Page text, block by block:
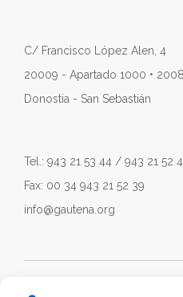
C/ Francisco López Alen, 4
20009 - Apartado 1000 •
Donostia - San Sebastián
Tel.: 943 21 53 44 / 943 21 52
Fax: 00 34 943 21 52 39
info@gautena.org